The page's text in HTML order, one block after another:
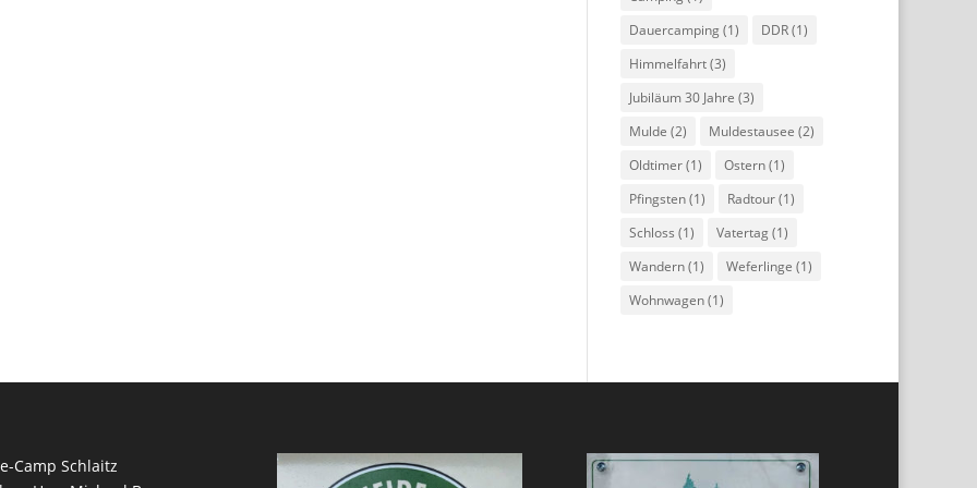
Dauercamping(1) DDR(1)
Himmelfahrt(3)
Jubiläum 30 Jahre (3)
Mulde (2) Muldestausee (2)
Oldtimer(1) Ostern(1)
Pfingsten(1) Radtour(1)
Schloss (1) Vatertag(1)
Wandern(1) Weferlinge (1)
Wohnwagen(1)
Camp Schlaitz